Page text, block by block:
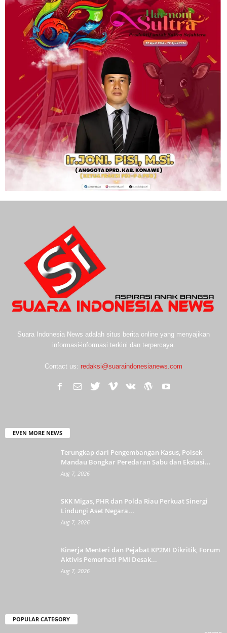
Suara Indonesia News adalah situs berita online yang menyajikan
informasi-informasi terkini dan terpercaya.
Contact us: redaksi@suaraindonesianews.com
EVEN MORE NEWS
Terungkap dari Pengembangan Kasus, Polsek
Mandau Bongkar Peredaran Sabu dan Ekstasi...
Aug 7, 2026
SKK Migas, PHR dan Polda Riau Perkuat Sinergi
Lindungi Aset Negara...
Aug 7, 2026
Kinerja Menteri dan Pejabat KP2MI Dikritik, Forum
Aktivis Pemerhati PMI Desak...
Aug 7, 2026
POPULAR CATEGORY